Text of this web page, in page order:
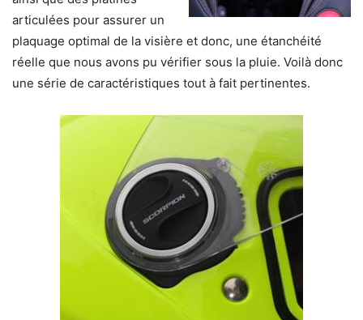
articulées pour assurer un
plaquage optimal de la visière et donc, une étanchéité
réelle que nous avons pu vérifier sous la pluie. Voilà donc
une série de caractéristiques tout à fait pertinentes.